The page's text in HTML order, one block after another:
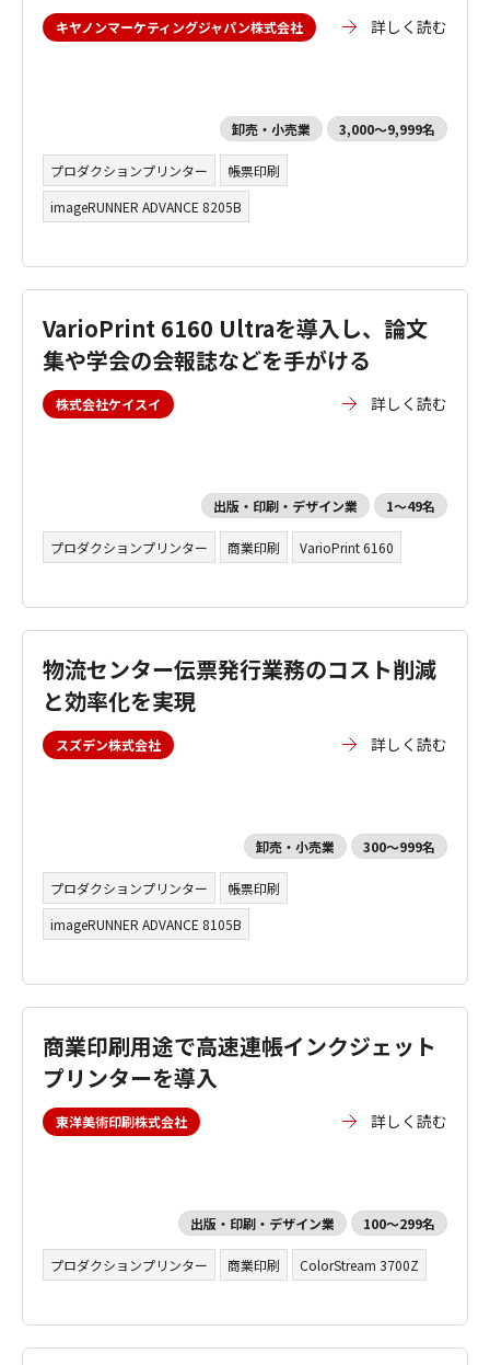
キヤノンマーケティングジャパン株式会社 詳しく読む
卸売・小売業 3,000～9,999名
プロダクションプリンター
帳票印刷
imageRUNNER ADVANCE 8205B
VarioPrint 6160 Ultraを導入し、論文
集や学会の会報誌などを手がける
株式会社ケイスイ 詳しく読む
出版・印刷・デザイン業 1～49名
プロダクションプリンター 商業印刷 VarioPrint 6160
物流センター伝票発行業務のコスト削減
と効率化を実現
スズデン株式会社 詳しく読む
卸売・小売業 300～999名
プロダクションプリンター
帳票印刷
imageRUNNER ADVANCE 8105B
商業印刷用途で高速連帳インクジェット
プリンターを導入
東洋美術印刷株式会社 詳しく読む
出版・印刷・デザイン業 100～299名
プロダクションプリンター 商業印刷 ColorStream 3700Z